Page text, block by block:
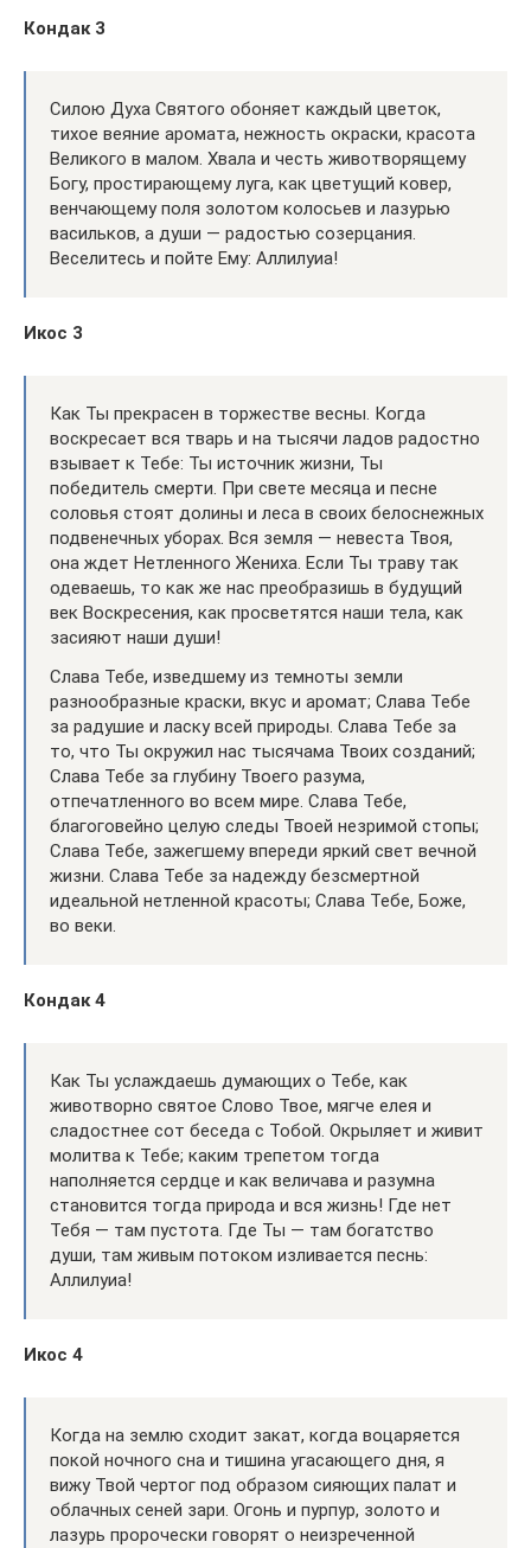
Кондак 3
Силою Духа Святого обоняет каждый цветок,
тихое веяние аромата, нежность окраски, красота
Великого в малом. Хвала и честь животворящему
Богу, простирающему луга, как цветущий ковер,
венчающему поля золотом колосьев и лазурью
васильков, а души — радостью созерцания.
Веселитесь и пойте Ему: Аллилуиа!
Икос 3
Как Ты прекрасен в торжестве весны. Когда
воскресает вся тварь и на тысячи ладов радостно
взывает к Тебе: Ты источник жизни, Ты
победитель смерти. При свете месяца и песне
соловья стоят долины и леса в своих белоснежных
подвенечных уборах. Вся земля — невеста Твоя,
она ждет Нетленного Жениха. Если Ты траву так
одеваешь, то как же нас преобразишь в будущий
век Воскресения, как просветятся наши тела, как
засияют наши души!
Слава Тебе, изведшему из темноты земли
разнообразные краски, вкус и аромат; Слава Тебе
за радушие и ласку всей природы. Слава Тебе за
то, что Ты окружил нас тысячама Твоих созданий;
Слава Тебе за глубину Твоего разума,
отпечатленного во всем мире. Слава Тебе,
благоговейно целую следы Твоей незримой стопы;
Слава Тебе, зажегшему впереди яркий свет вечной
жизни. Слава Тебе за надежду безсмертной
идеальной нетленной красоты; Слава Тебе, Боже,
во веки.
Кондак 4
Как Ты услаждаешь думающих о Тебе, как
животворно святое Слово Твое, мягче елея и
сладостнее сот беседа с Тобой. Окрыляет и живит
молитва к Тебе; каким трепетом тогда
наполняется сердце и как величава и разумна
становится тогда природа и вся жизнь! Где нет
Тебя — там пустота. Где Ты — там богатство
души, там живым потоком изливается песнь:
Аллилуиа!
Икос 4
Когда на землю сходит закат, когда воцаряется
покой ночного сна и тишина угасающего дня, я
вижу Твой чертог под образом сияющих палат и
облачных сеней зари. Огонь и пурпур, золото и
лазурь пророчески говорят о неизреченной